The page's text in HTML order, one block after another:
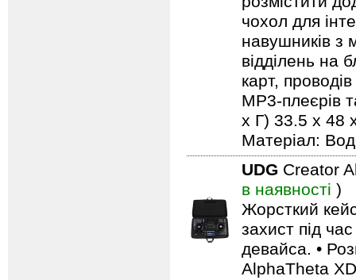
чохол для
навушників з
відділень на
карт,
MP3-плеєрів
х Г) 33.5 x 48
Матеріал:
UDG Creator
в наявності )
Жорсткий
захист під
девайса. •
AlphaTheta